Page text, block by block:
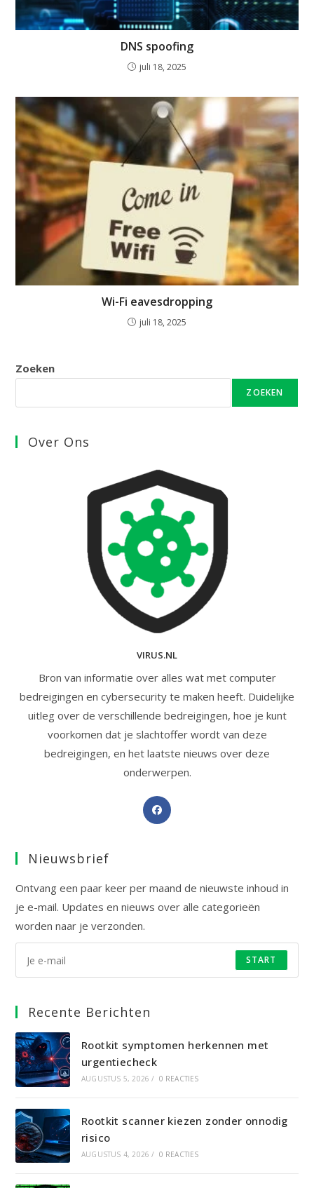
DNS spoofing
juli 18, 2025
Wi-Fi eavesdropping
juli 18, 2025
Zoeken
ZOEKEN
Over Ons
VIRUS.NL
Bron van informatie over alles wat met computer
bedreigingen en cybersecurity te maken heeft. Duidelijke
uitleg over de verschillende bedreigingen, hoe je kunt
voorkomen dat je slachtoffer wordt van deze
bedreigingen, en het laatste nieuws over deze
onderwerpen.
Opent
Nieuwsbrief
Ontvang een paar keer per maand de nieuwste inhoud in
je e-mail. Updates en nieuws over alle categorieën
worden naar je verzonden.
START
Recente Berichten
Rootkit symptomen herkennen met
urgentiecheck
AUGUSTUS 5, 2026 / 0 REACTIES
Rootkit scanner kiezen zonder onnodig
risico
AUGUSTUS 4, 2026 / 0 REACTIES